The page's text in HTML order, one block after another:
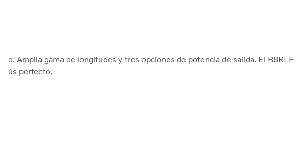
Amplia gama de longitudes y tres opciones de potencia de salida. El B8RLE
perfecto.